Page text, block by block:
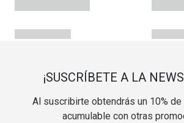
¡SUSCRÍBETE A LA
Al suscribirte obtendrás un 10%
acumulable con otras